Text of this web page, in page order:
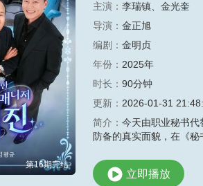
第16期完结
主演： 李瑞镇
金光奎
导演： 金正旭
编剧： 金明贞
年份： 2025年
时长： 90分钟
更新： 2026-01-31
简介： 今天由职业秘书代
防备的真实面貌，在《秘
立即播放